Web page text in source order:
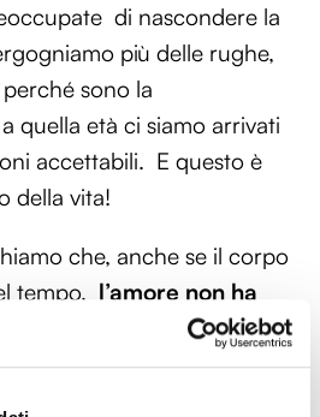
di nascondere la
più delle rughe,
sono la
quella età ci siamo arrivati
accettabili. E questo è
della vita!
che, anche se il corpo
tempo, l’amore non ha
impulsi vitali dell’essere
insicurezze giovanili ed